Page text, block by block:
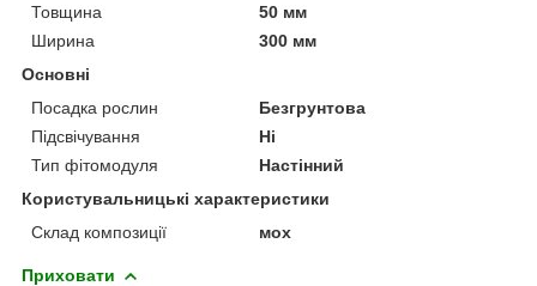
Товщина
50 мм
Ширина
300 мм
Основні
Посадка рослин
Безгрунтова
Підсвічування
Ні
Тип фітомодуля
Настінний
Користувальницькі характеристики
Склад композиції
мох
Приховати